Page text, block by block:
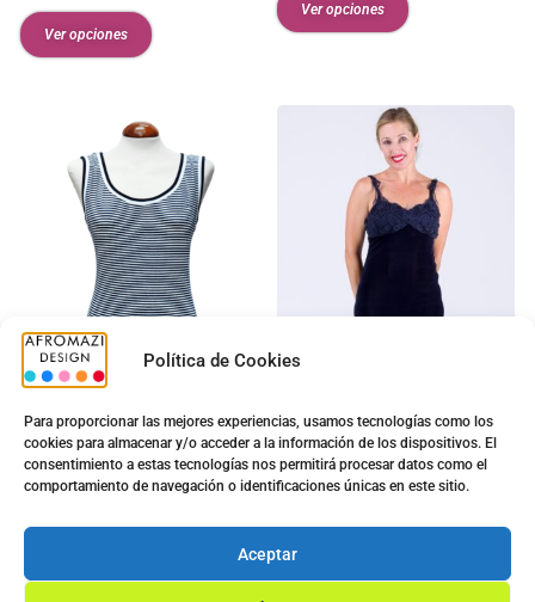
Política de Cookies
Para proporcionar las mejores experiencias, usamos tecnologías como los
cookies para almacenar y/o acceder a la información de los dispositivos. El
consentimiento a estas tecnologías nos permitirá procesar datos como el
comportamiento de navegación o identificaciones únicas en este sitio.
Aceptar
Ver opciones
Ver opciones
Top Sra. G-0422476
9.90€ 5.00€
Vestido Bordado Corto
con Copa